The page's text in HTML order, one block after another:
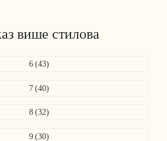
више стилова